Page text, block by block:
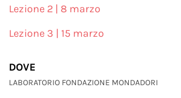
Lezione 2 | 8 marzo
Lezione 3 | 15 marzo
DOVE
LABORATORIO FONDAZIONE MONDADORI